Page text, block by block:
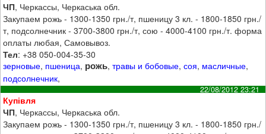
ЧП, Черкассы, Черкаська обл.
Закупаем рожь - 1300-1350 грн./т, пшеницу 3 кл. - 1800-1850 грн./
т, подсолнечник - 3700-3800 грн./т, сою - 4000-4100 грн./т. форма
оплаты любая, Самовывоз.
Тел: +38 050-004-35-30
зерновые, пшеница, рожь,травы и бобовые,соя, масличные,
подсолнечник,
22/08/2012 23:21
Купівля
ЧП, Черкассы, Черкаська обл.
Закупаем рожь - 1300-1350 грн./т, пшеницу 3 кл. - 1800-1850 грн./